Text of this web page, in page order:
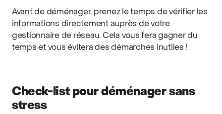
Avant de déménager, prenez le temps de vérifier les
informations directement auprès de votre
gestionnaire de réseau. Cela vous fera gagner du
temps et vous évitera des démarches inutiles !
Check-list pour déménager sans
stress